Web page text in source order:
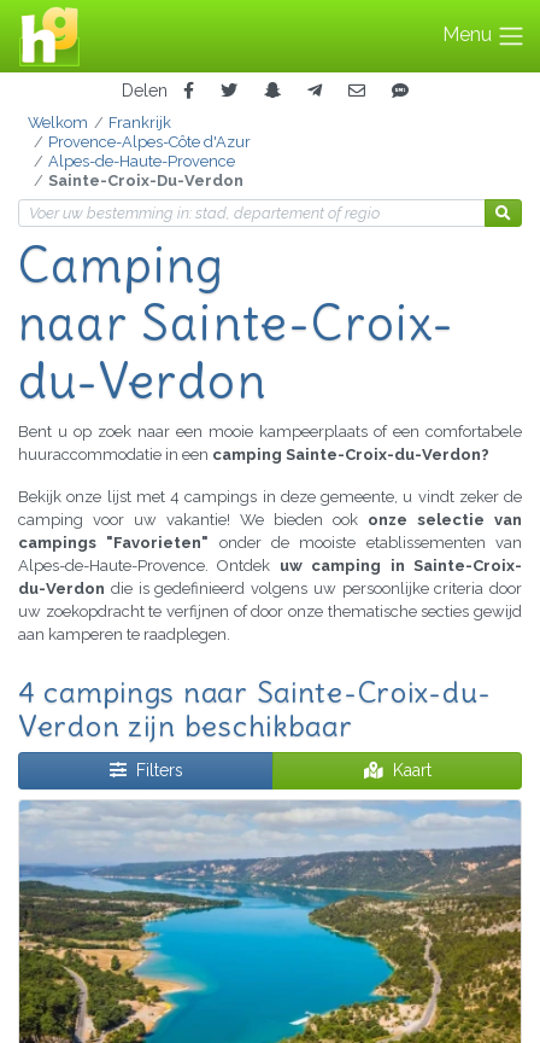
Menu
Delen
Welkom
Frankrijk
Provence-Alpes-Côte d'Azur
Alpes-de-Haute-Provence
Sainte-Croix-Du-Verdon
Camping
naar Sainte-Croix-
du-Verdon
Bent u op zoek naar een mooie kampeerplaats of een comfortabele
huuraccommodatie in een camping Sainte-Croix-du-Verdon?
Bekijk onze lijst met 4 campings in deze gemeente, u vindt zeker de
camping voor uw vakantie! We bieden ook onze selectie van
campings "Favorieten" onder de mooiste etablissementen van
Alpes-de-Haute-Provence. Ontdek uw camping in Sainte-Croix-
du-Verdon die is gedefinieerd volgens uw persoonlijke criteria door
uw zoekopdracht te verfijnen of door onze thematische secties gewijd
aan kamperen te raadplegen.
4 campings naar Sainte-Croix-du-
Verdon zijn beschikbaar
Filters Kaart